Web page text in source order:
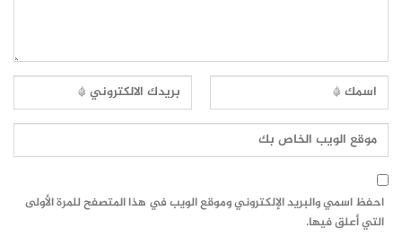
احفظ اسمي والبريد الإلكتروني وموقع الويب في هذا المتصفح للمرة الأولى
التي أعلق فيها.